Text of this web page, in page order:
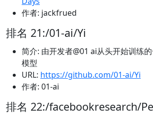
作者: jackfrued
排名 21:/01-ai/Yi
简介: 由开发者@01 ai从头开始训练
模型
URL: https://github.com/01-ai/Yi
作者: 01-ai
排名 22:/facebookresearch/